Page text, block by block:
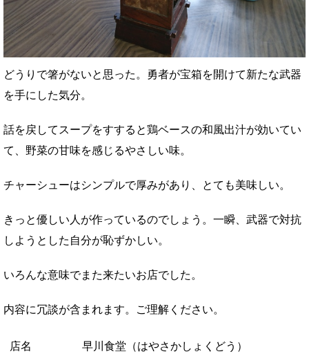
どうりで箸がないと思った。勇者が宝箱を開けて新たな武器
を手にした気分。
話を戻してスープをすすると鶏ベースの和風出汁が効いてい
て、野菜の甘味を感じるやさしい味。
チャーシューはシンプルで厚みがあり、とても美味しい。
きっと優しい人が作っているのでしょう。一瞬、武器で対抗
しようとした自分が恥ずかしい。
いろんな意味でまた来たいお店でした。
内容に冗談が含まれます。ご理解ください。
店名 早川食堂（はやさかしょくどう）